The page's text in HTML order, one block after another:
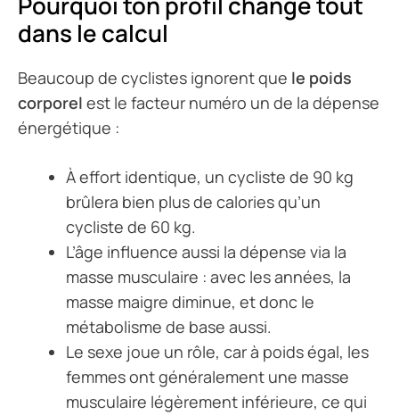
dans le calcul
Beaucoup de cyclistes ignorent que le poids
corporel est le facteur numéro un de la dépense
énergétique :
À effort identique, un cycliste de 90 kg
brûlera bien plus de calories qu’un
cycliste de 60 kg.
L’âge influence aussi la dépense via la
masse musculaire : avec les années, la
masse maigre diminue, et donc le
métabolisme de base aussi.
Le sexe joue un rôle, car à poids égal, les
femmes ont généralement une masse
musculaire légèrement inférieure, ce qui